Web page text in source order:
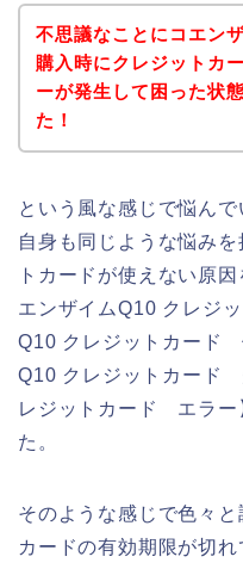
不思議なことにコエン
購入時にクレジットカ
ーが発生して困った状
た！
という風な感じで悩ん
自身も同じような悩み
トカードが使えない原
エンザイムQ10 クレジ
Q10 クレジットカード
Q10 クレジットカード
レジットカード エラー
た。
そのような感じで色々
カードの有効期限が切